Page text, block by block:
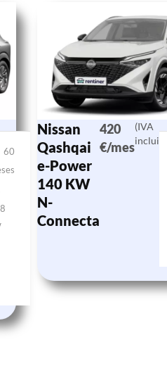
60
Nissan
Qashqai
e-Power
140 KW
N-
Connecta
420
€/mes
(IVA
incluido)